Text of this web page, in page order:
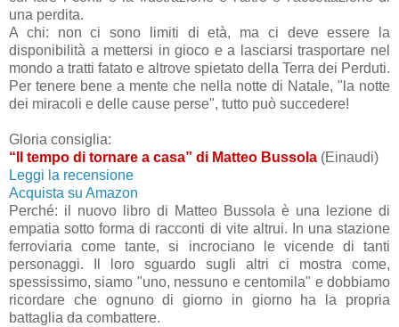
una perdita.
A chi: non ci sono limiti di età, ma ci deve essere la
disponibilità a mettersi in gioco e a lasciarsi trasportare nel
mondo a tratti fatato e altrove spietato della Terra dei Perduti.
Per tenere bene a mente che nella notte di Natale, "la notte
dei miracoli e delle cause perse", tutto può succedere!
Gloria consiglia:
“Il tempo di tornare a casa” di Matteo Bussola (Einaudi)
Leggi la recensione
Acquista su Amazon
Perché: il nuovo libro di Matteo Bussola è una lezione di
empatia sotto forma di racconti di vite altrui. In una stazione
ferroviaria come tante, si incrociano le vicende di tanti
personaggi. Il loro sguardo sugli altri ci mostra come,
spessissimo, siamo "uno, nessuno e centomila" e dobbiamo
ricordare che ognuno di giorno in giorno ha la propria
battaglia da combattere.